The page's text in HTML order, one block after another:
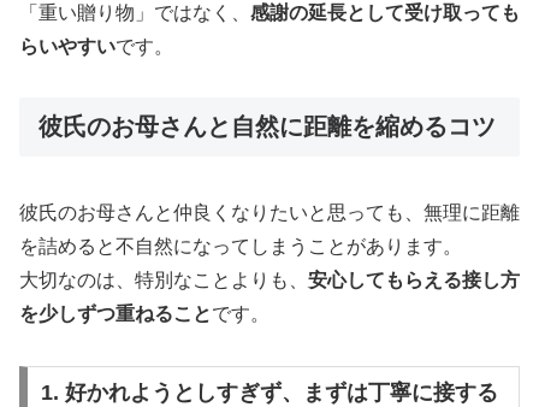
「重い贈り物」ではなく、 感謝の延長として受け取っても
らいやすいです。
彼氏のお母さんと自然に距離を縮めるコツ
彼氏のお母さんと仲良くなりたいと思っても、無理に距離
を詰めると不自然になってしまうことがあります。
大切なのは、特別なことよりも、 安心してもらえる接し方
を少しずつ重ねることです。
1. 好かれようとしすぎず、まずは丁寧に接する